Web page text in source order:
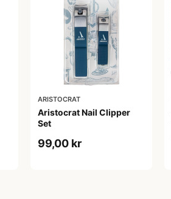
ARISTOCRAT
Aristocrat Nail Clipper
Set
99,00 kr